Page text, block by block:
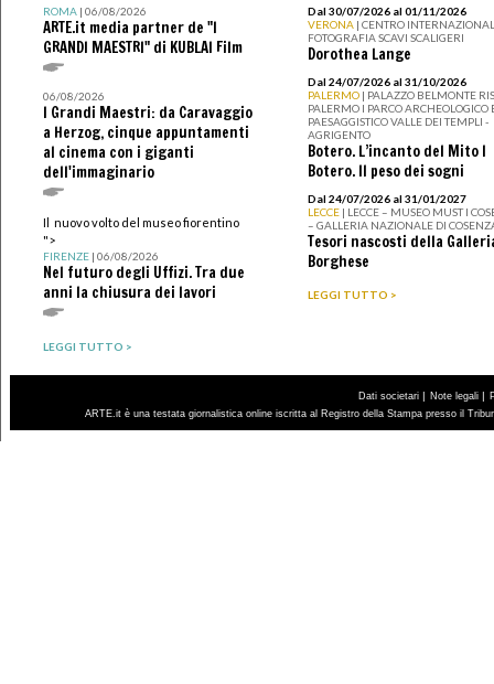
ROMA| 06/08/2026
ARTE.it media partner de "I
GRANDI MAESTRI" di KUBLAI Film
06/08/2026
I Grandi Maestri: da Caravaggio
a Herzog, cinque appuntamenti
al cinema con i giganti
dell'immaginario
Il nuovo volto del museo fiorentino
">
FIRENZE| 06/08/2026
Nel futuro degli Uffizi. Tra due
anni la chiusura dei lavori
LEGGI TUTTO >
Dal 30/07/2026 al 01/11/2026
VERONA | CENTRO
FOTOGRAFIA SCAVI SCALIGERI
Dorothea Lange
Dal 24/07/2026 al 31/10/2026
PALERMO | PALAZZO BELMONTE
PALERMO I PARCO ARCHEOLOGICO
PAESAGGISTICO VALLE DEI TEMPLI -
AGRIGENTO
Botero. L’incanto del Mito I
Botero. Il peso dei sogni
Dal 24/07/2026 al 31/01/2027
LECCE | LECCE – MUSEO MUST I
– GALLERIA NAZIONALE DI
Tesori nascosti della
Borghese
LEGGI TUTTO >
Dati societari | Note legali |
ARTE.it è una testata giornalistica online iscritta al Registro della Stampa presso il